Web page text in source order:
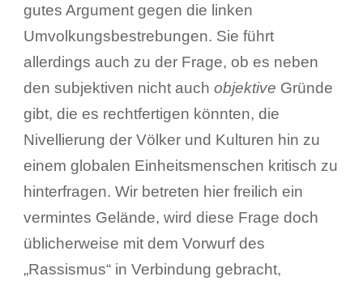
gutes Argument gegen die linken
Umvolkungsbestrebungen. Sie führt
allerdings auch zu der Frage, ob es neben
den subjektiven nicht auch objektive Gründe
gibt, die es rechtfertigen könnten, die
Nivellierung der Völker und Kulturen hin zu
einem globalen Einheitsmenschen kritisch zu
hinterfragen. Wir betreten hier freilich ein
vermintes Gelände, wird diese Frage doch
üblicherweise mit dem Vorwurf des
„Rassismus“ in Verbindung gebracht,